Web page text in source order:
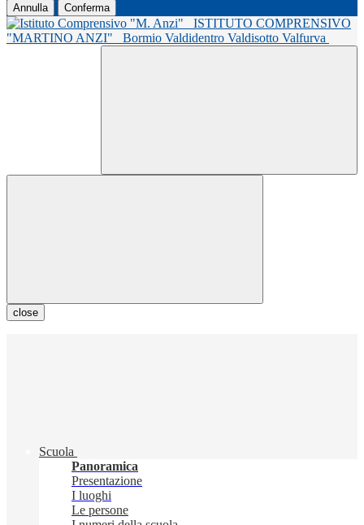
Annulla Conferma
ISTITUTO COMPRENSIVO
"MARTINO ANZI"
Bormio Valdidentro Valdisotto Valfurva
close
Scuola
Panoramica
Presentazione
I luoghi
Le persone